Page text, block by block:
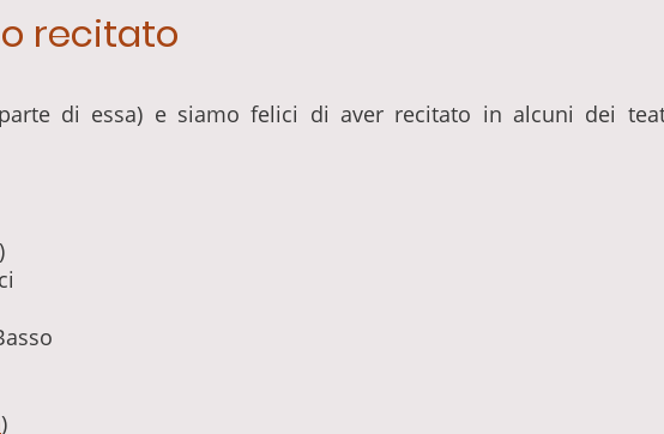
recitato
di essa) e siamo felici di aver recitato in alcuni dei
)
)